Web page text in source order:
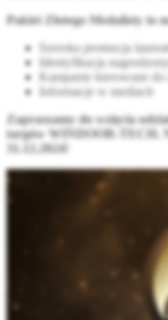
Pakiet Złotego Medalisty to
Szeroka promocja
Identyfikacja
Kampanie kierowane
Informacje w mediach
Zapraszamy do wzięcia
targów WINDOOR-TECH.
31.12.2024!